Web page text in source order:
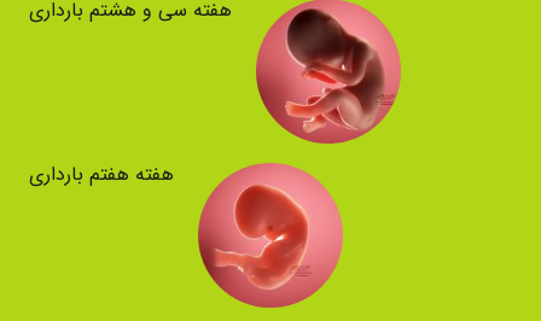
هفته سی و هشتم بارداری
هفته هفتم بارداری